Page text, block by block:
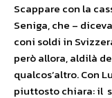
Scappare con la
Seniga, che –
coni soldi in
però allora, aldilà
qualcos’altro. Con
piuttosto chiara: il